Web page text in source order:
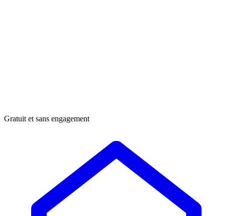
Gratuit et sans engagement